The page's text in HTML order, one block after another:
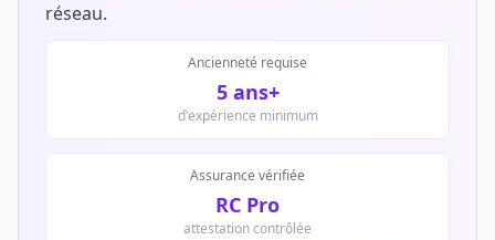
réseau.
Ancienneté requise
5 ans+
d'expérience minimum
Assurance vérifiée
RC Pro
attestation contrôlée